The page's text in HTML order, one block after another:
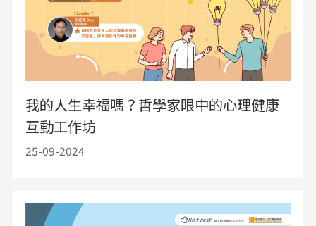
我的人生幸福嗎？哲學家眼中的心理健康
互動工作坊
25-09-2024